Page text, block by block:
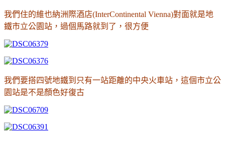
我們住的維也納洲際酒店(InterContinental Vienna)對面就是地
鐵市立公園站，過個馬路就到了，很方便
我們要搭四號地鐵到只有一站距離的中央火車站，這個市立公
園站是不是顏色好復古